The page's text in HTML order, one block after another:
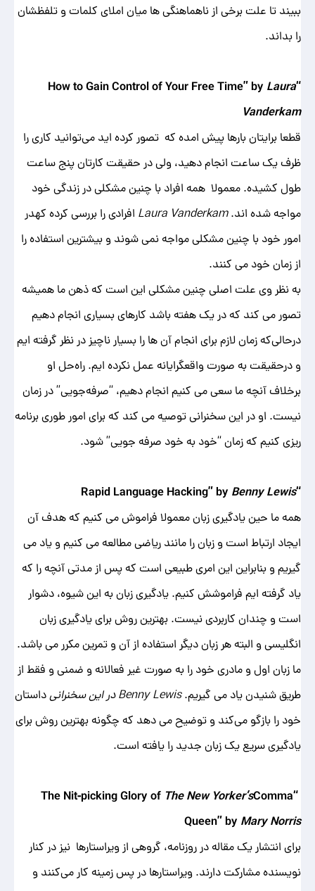
ببیند تا علت برخی از ناهماهنگی ها میان املای کلمات و تلفظشان
را بداند.
“How to Gain Control of Your Free Time” by
Laura
Vanderkam
قطعا برایتان بارها پیش امده که تصور کرده اید می‌توانید کاری را
ظرف یک ساعت انجام دهید، ولی در حقیقت کارتان پنج ساعت
طول کشیده. معمولا همه افراد با چنین مشکلی در زندگی خود
مواجه شده اند.Laura Vanderkam افرادی را بررسی کرده کهدر
امور خود با چنین مشکلی مواجه نمی شوند و بیشترین استفاده را
از زمان خود می کنند.
به نظر وی علت اصلی چنین مشکلی این است که ذهن ما همیشه
تصور می کند که در یک هفته باشد کارهای بسیاری انجام دهیم
درحالی‌که زمان لازم برای انجام آن‌ ها را بسیار ناچیز در نظر گرفته ‌ایم
و درحقیقت به صورت واقعگرایانه عمل نکرده ایم. راه‌حل او
برخلاف آنچه ما سعی می کنیم انجام دهیم، “صرفه‌جویی” در زمان
نیست. او در این سخنرانی توصیه می‌ کند که برای امور طوری برنامه
‌ریزی کنیم که زمان “خود به خود صرفه‌ جویی” شود.
“Rapid Language Hacking” by
Benny Lewis
همه ما حین یادگیری زبان معمولا فراموش می کنیم که هدف آن
ایجاد ارتباط است و زبان را مانند ریاضی مطالعه می کنیم و یاد می
گیریم و بنابراین این امری طبیعی است که پس از مدتی آنچه را که
یاد گرفته ایم فراموشش کنیم. یادگیری زبان به این شیوه، دشوار
است و چندان کاربردی نیست. بهترین روش برای یادگیری زبان
انگلیسی و البته هر زبان دیگر استفاده از آن و تمرین مکرر می باشد.
ما زبان اول و مادری خود را به صورت غیر فعالانه و ضمنی و فقط از
طریق شنیدن یاد می گیریم.Benny Lewis در این سخنرانی
داستان
خود را بازگو می‌کند و توضیح می دهد که چگونه بهترین روش برای
یادگیری سریع یک زبان جدید را یافته است.
“The Nit-picking Glory of
The New Yorker’sComma
Queen” by Mary Norris
برای انتشار یک مقاله در روزنامه، گروهی از ویراستارها نیز در کنار
نویسنده مشارکت دارند. ویراستارها در پس زمینه کار می‌کنند و